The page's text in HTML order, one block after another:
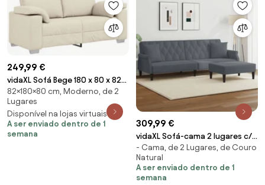
249,99 €
vidaXL Sofá Bege 180 x 80 x 82
cm Tecido de mistura de linho
82×180×80 cm, Moderno, de 2
Lugares
Disponível na lojas virtuais 4
A ser enviado dentro de 1
semana
309,99 €
vidaXL Sofá-cama 2 lugares c/
almofadas/apoio pés veludo
cinza-escuro
- Cama, de 2 Lugares, de Couro
Natural
A ser enviado dentro de 1
semana